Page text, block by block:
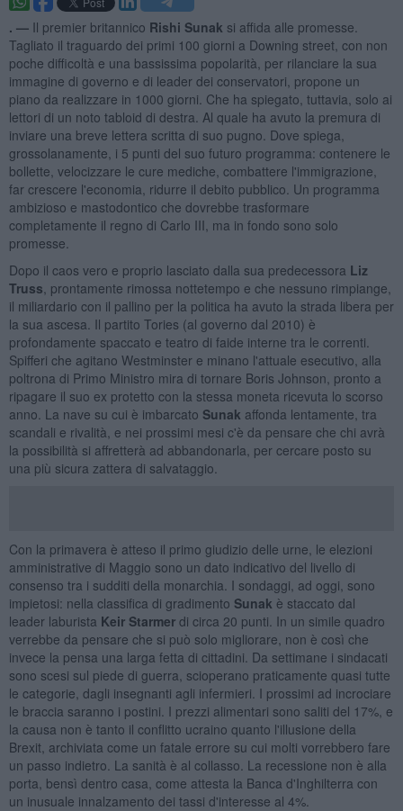
. — Il premier britannico Rishi Sunak si affida alle promesse.
Tagliato il traguardo dei primi 100 giorni a Downing street, con non
poche difficoltà e una bassissima popolarità, per rilanciare la sua
immagine di governo e di leader dei conservatori, propone un
piano da realizzare in 1000 giorni. Che ha spiegato, tuttavia, solo ai
lettori di un noto tabloid di destra. Al quale ha avuto la premura di
inviare una breve lettera scritta di suo pugno. Dove spiega,
grossolanamente, i 5 punti del suo futuro programma: contenere le
bollette, velocizzare le cure mediche, combattere l'immigrazione,
far crescere l'economia, ridurre il debito pubblico. Un programma
ambizioso e mastodontico che dovrebbe trasformare
completamente il regno di Carlo III, ma in fondo sono solo
promesse.
Dopo il caos vero e proprio lasciato dalla sua predecessora Liz
Truss , prontamente rimossa nottetempo e che nessuno rimpiange,
il miliardario con il pallino per la politica ha avuto la strada libera per
la sua ascesa. Il partito Tories (al governo dal 2010) è
profondamente spaccato e teatro di faide interne tra le correnti.
Spifferi che agitano Westminster e minano l'attuale esecutivo, alla
poltrona di Primo Ministro mira di tornare Boris Johnson, pronto a
ripagare il suo ex protetto con la stessa moneta ricevuta lo scorso
anno. La nave su cui è imbarcato Sunak affonda lentamente, tra
scandali e rivalità, e nei prossimi mesi c'è da pensare che chi avrà
la possibilità si affretterà ad abbandonarla, per cercare posto su
una più sicura zattera di salvataggio.
Con la primavera è atteso il primo giudizio delle urne, le elezioni
amministrative di Maggio sono un dato indicativo del livello di
consenso tra i sudditi della monarchia. I sondaggi, ad oggi, sono
impietosi: nella classifica di gradimento Sunak è staccato dal
leader laburista Keir Starmer di circa 20 punti. In un simile quadro
verrebbe da pensare che si può solo migliorare, non è così che
invece la pensa una larga fetta di cittadini. Da settimane i sindacati
sono scesi sul piede di guerra, scioperano praticamente quasi tutte
le categorie, dagli insegnanti agli infermieri. I prossimi ad incrociare
le braccia saranno i postini. I prezzi alimentari sono saliti del 17%, e
la causa non è tanto il conflitto ucraino quanto l'illusione della
Brexit, archiviata come un fatale errore su cui molti vorrebbero fare
un passo indietro. La sanità è al collasso. La recessione non è alla
porta, bensì dentro casa, come attesta la Banca d'Inghilterra con
un inusuale innalzamento dei tassi d'interesse al 4%.